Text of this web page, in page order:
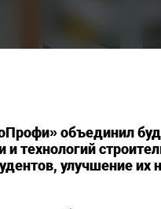
объединил
и технологий
улучшение